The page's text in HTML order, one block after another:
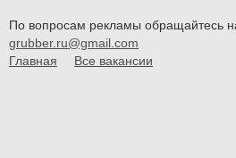
По вопросам рекламы обращайтесь
grubber.ru@gmail.com
Главная
Все вакансии